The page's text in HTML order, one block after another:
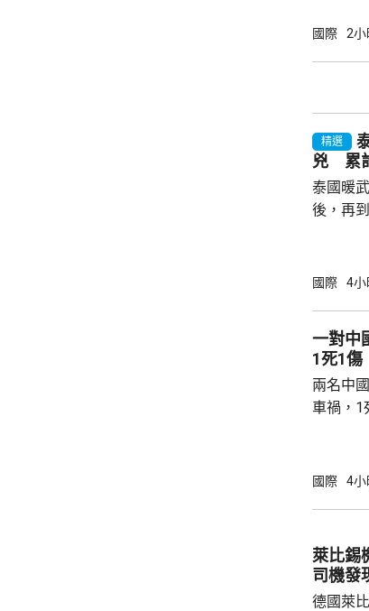
法律賦
國際 2小
精選
兇 累
泰國暖
後，再
當地警
槍手曾
手槍換
園，共
國際 4小
一對中
1死1傷
兩名中
車禍，1
歲父親
後，已
者，妥
內的親
國際 4小
萊比錫
司機發
德國萊